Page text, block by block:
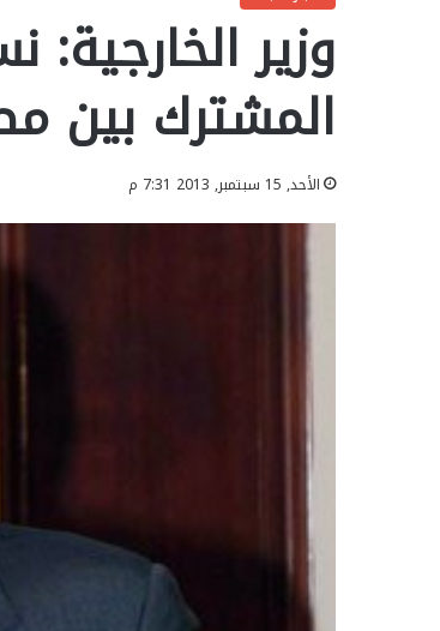
وزير الخارجية:
المشترك بين
الأحد, 15 سبتمبر, 2013 7:31 م